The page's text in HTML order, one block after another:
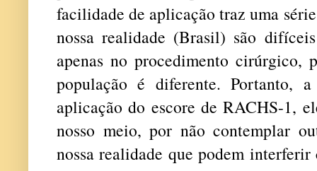
facilidade de aplicação traz uma
nossa realidade (Brasil) são
apenas no procedimento cirúrgico,
população é diferente. Portanto,
aplicação do escore de RACHS-1,
nosso meio, por não contemplar
nossa realidade que podem